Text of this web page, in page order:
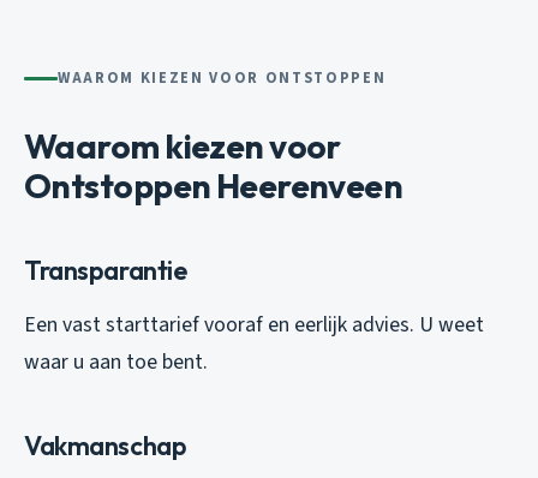
WAAROM KIEZEN VOOR ONTSTOPPEN
Waarom kiezen voor
Ontstoppen Heerenveen
Transparantie
Een vast starttarief vooraf en eerlijk advies. U weet
waar u aan toe bent.
Vakmanschap